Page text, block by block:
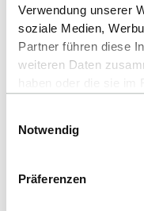
Verwendung unserer
soziale Medien,
Partner führen diese
weiteren Daten
Alles zum Thema
Datenverarbeitung
Notwendig
Präferenzen